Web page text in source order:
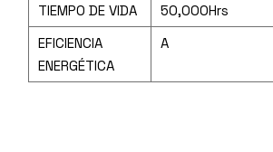
TIEMPO DE VIDA
50,000Hrs
EFICIENCIA
ENERGÉTICA
A